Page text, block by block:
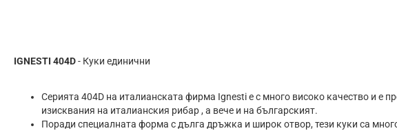
IGNESTI 404D- Куки единични
Серията 404D на италианската фирма Ignesti е с много високо качество и е
изисквания на италианския рибар , а вече и на българският.
Поради специалната форма с дълга дръжка и широк отвор, тези куки са